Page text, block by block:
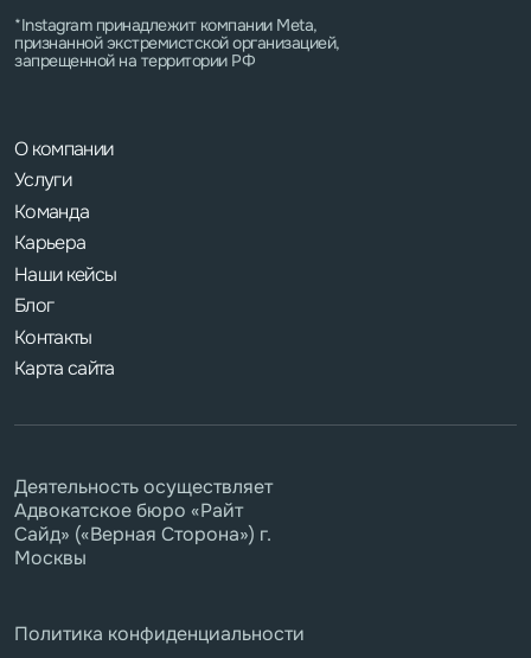
О компании
Услуги
Команда
Карьера
Наши кейсы
Блог
Контакты
Карта сайта
*Instagram принадлежит компании Meta,
признанной экстремистской организацией,
запрещенной на территории РФ
Деятельность осуществляет
Адвокатское бюро «Райт
Сайд» («Верная Сторона») г.
Москвы
Политика конфиденциальности